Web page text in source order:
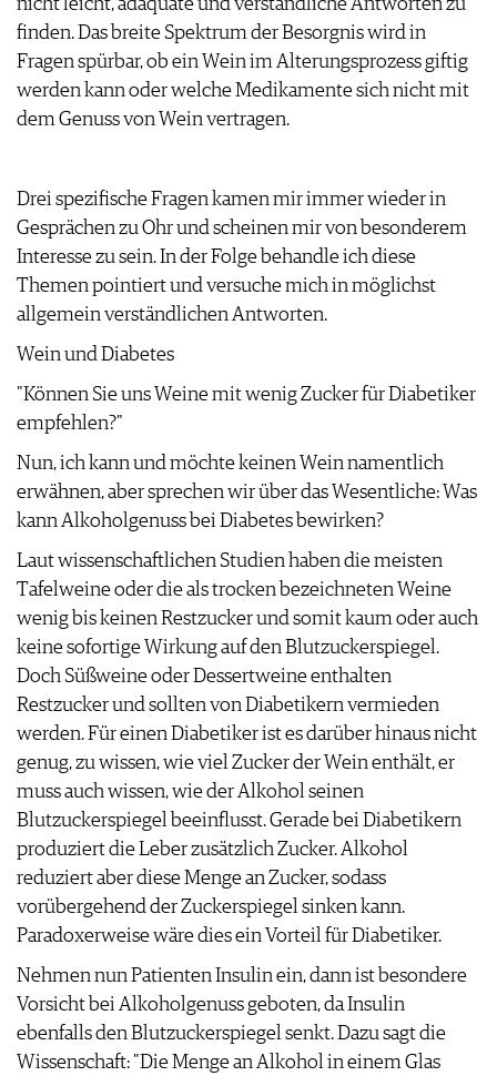
VORTEILSWELT
ANMELDEN
AWARDS
TRINKREIFETABELLE
ABO
NEWSLETTER
WINE TRADE CLUB
REDAKTION
JOBS
WERBUNG
IMPRESSUM
AGB & DATENSCHUTZ
FAQ
nicht leicht, adäquate und verständliche Antworten zu
finden. Das breite Spektrum der Besorgnis wird in
Fragen spürbar, ob ein Wein im Alterungsprozess giftig
werden kann oder welche Medikamente sich nicht mit
dem Genuss von Wein vertragen.
Drei spezifische Fragen kamen mir immer wieder in
Gesprächen zu Ohr und scheinen mir von besonderem
Interesse zu sein. In der Folge behandle ich diese
Themen pointiert und versuche mich in möglichst
allgemein verständlichen Antworten.
Wein und Diabetes
"Können Sie uns Weine mit wenig Zucker für Diabetiker
empfehlen?"
Nun, ich kann und möchte keinen Wein namentlich
erwähnen, aber sprechen wir über das Wesentliche: Was
kann Alkoholgenuss bei Diabetes bewirken?
Laut wissenschaftlichen Studien haben die meisten
Tafelweine oder die als trocken bezeichneten Weine
wenig bis keinen Restzucker und somit kaum oder auch
keine sofortige Wirkung auf den Blutzuckerspiegel.
Doch Süßweine oder Dessertweine enthalten
Restzucker und sollten von Diabetikern vermieden
werden. Für einen Diabetiker ist es darüber hinaus nicht
genug, zu wissen, wie viel Zucker der Wein enthält, er
muss auch wissen, wie der Alkohol seinen
Blutzuckerspiegel beeinflusst. Gerade bei Diabetikern
produziert die Leber zusätzlich Zucker. Alkohol
reduziert aber diese Menge an Zucker, sodass
vorübergehend der Zuckerspiegel sinken kann.
Paradoxerweise wäre dies ein Vorteil für Diabetiker.
Nehmen nun Patienten Insulin ein, dann ist besondere
Vorsicht bei Alkoholgenuss geboten, da Insulin
ebenfalls den Blutzuckerspiegel senkt. Dazu sagt die
Wissenschaft: "Die Menge an Alkohol in einem Glas